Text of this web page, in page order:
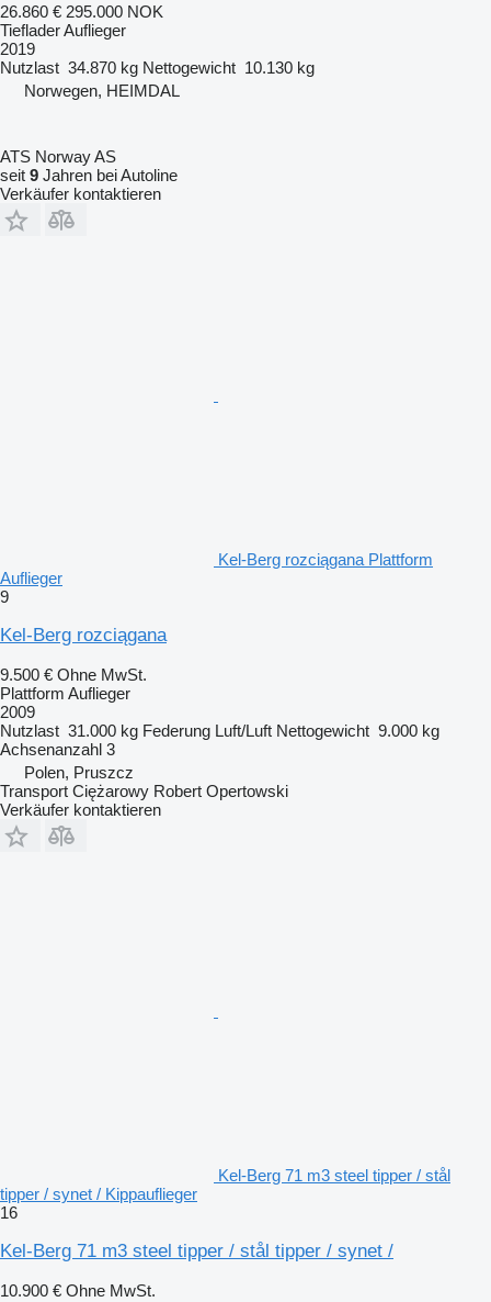
26.860 € 295.000 NOK
Tieflader Auflieger
2019
Nutzlast 34.870 kg Nettogewicht 10.130 kg
Norwegen, HEIMDAL
ATS Norway AS
seit 9 Jahren bei Autoline
Verkäufer kontaktieren
Kel-Berg rozciągana Plattform
Auflieger
9
Kel-Berg rozciągana
9.500 € Ohne MwSt.
Plattform Auflieger
2009
Nutzlast 31.000 kg Federung Luft/Luft Nettogewicht 9.000 kg
Achsenanzahl 3
Polen, Pruszcz
Transport Ciężarowy Robert Opertowski
Verkäufer kontaktieren
Kel-Berg 71 m3 steel tipper / stål
tipper / synet / Kippauflieger
16
Kel-Berg 71 m3 steel tipper / stål tipper / synet /
10.900 € Ohne MwSt.